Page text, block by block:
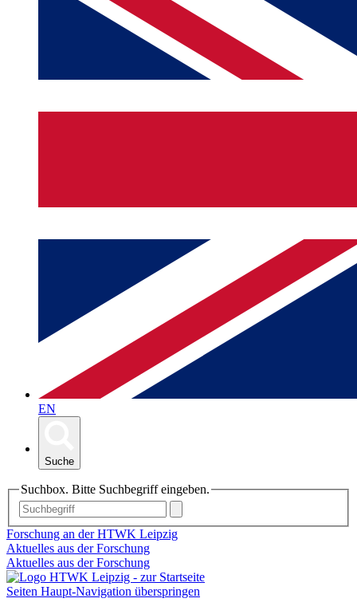
EN
Suche
Suchbox. Bitte Suchbegriff eingeben.
Forschung an der HTWK Leipzig
Aktuelles aus der Forschung
Aktuelles aus der Forschung
Seiten Haupt-Navigation überspringen